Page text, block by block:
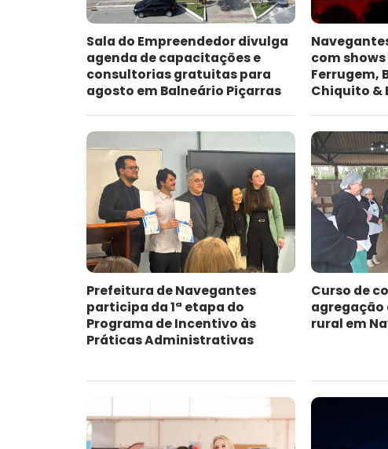
Sala do Empreendedor divulga
agenda de capacitações e
consultorias gratuitas para
agosto em Balneário Piçarras
com
Ferrugem,
Chiquito &
Prefeitura de Navegantes
participa da 1ª etapa do
Programa de Incentivo às
Práticas Administrativas
Curso de
agregação
rural em